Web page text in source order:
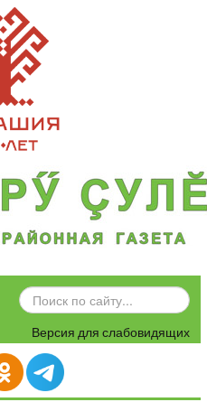
ИСКАТЬ...
Версия для слабовидящих